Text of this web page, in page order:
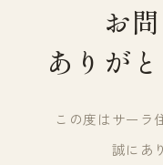
お
ありが
この度はサーラ
誠にあ